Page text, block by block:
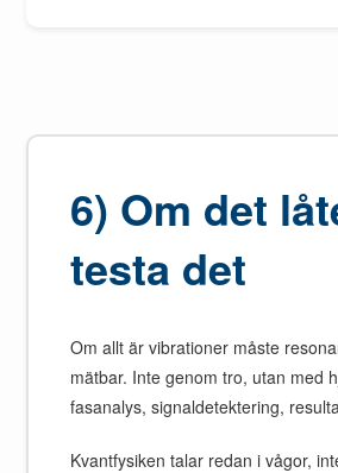
6) Om det
testa det
Om allt är vibrationer måste
mätbar. Inte genom tro, utan med
fasanalys, signaldetektering,
Kvantfysiken talar redan i vågor,